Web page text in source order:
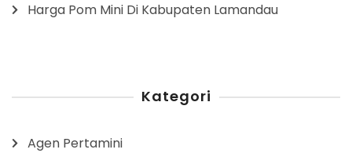
Harga Pom Mini Di Kabupaten Lamandau
Kategori
Agen Pertamini